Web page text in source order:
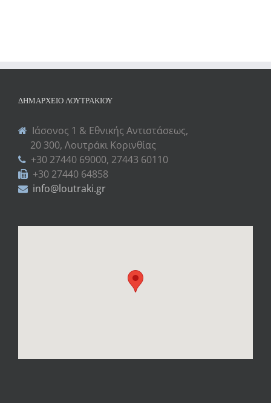
ΔΗΜΑΡΧΕΊΟ ΛΟΥΤΡΑΚΊΟΥ
Ιάσονος 1 & Εθνικής Αντιστάσεως,
20 300, Λουτράκι Κορινθίας
+30 27440 69000, 27443 60110
+30 27440 64858
info@loutraki.gr